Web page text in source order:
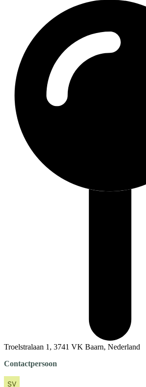
Troelstralaan 1, 3741 VK Baarn, Nederland
Contactpersoon